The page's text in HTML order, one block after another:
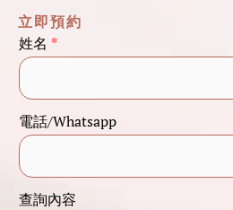
立即預約
姓
名
話
/
h
姓名 *
電話/Whatsapp
查詢內容